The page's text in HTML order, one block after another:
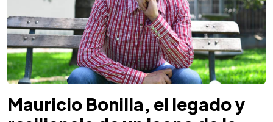
Mauricio Bonilla, el legado y